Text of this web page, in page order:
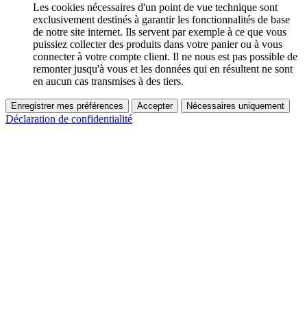
Les cookies nécessaires d'un point de vue technique sont
exclusivement destinés à garantir les fonctionnalités de base
de notre site internet. Ils servent par exemple à ce que vous
puissiez collecter des produits dans votre panier ou à vous
connecter à votre compte client. Il ne nous est pas possible de
remonter jusqu'à vous et les données qui en résultent ne sont
en aucun cas transmises à des tiers.
Enregistrer mes préférences Accepter Nécessaires uniquement
Déclaration de confidentialité